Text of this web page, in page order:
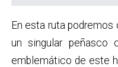
En esta ruta podremos
un singular peñasco
emblemático de este